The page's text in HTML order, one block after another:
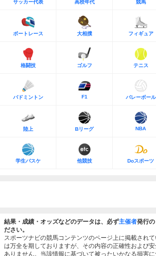
サッカー代表 高校年代 競馬
ボートレース 大相撲 フィギュア
格闘技 ゴルフ テニス
バドミントン F1 バレーボール
陸上 Bリーグ NBA
学生バスケ 他競技 Doスポーツ
結果・成績・オッズなどのデータは、必ず主催者発行
ださい。
スポーツナビの競馬コンテンツのページ上に掲載され
は万全を期しておりますが、その内容の正確性および
ありません。当該情報に基づいて被ったいかなる損害